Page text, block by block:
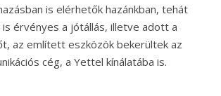
is elérhetők hazánkban, tehát
érvényes a jótállás, illetve adott a
az említett eszközök bekerültek az
cég, a Yettel kínálatába is.